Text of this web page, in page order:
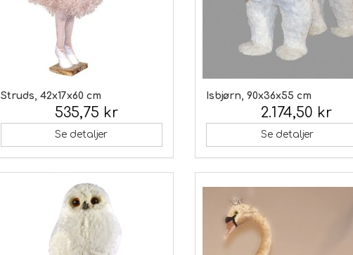
Struds, 42x17x60 cm
535,75 kr
Se detaljer
Isbjørn, 90x36x55 cm
2.174,50 kr
Se detaljer